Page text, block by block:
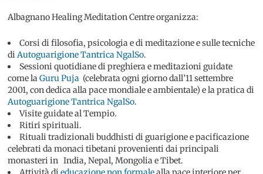
Albagnano Healing Meditation Centre organizza:
Corsidi filosofia, psicologia e di meditazione e sulle tecniche
diAutoguarigione Tantrica NgalSo.
Sessioni quotidiane di preghiera e meditazioni guidate
come laGuru Puja (celebrata ogni giorno dall’11 settembre
2001, con dedica alla pace mondiale e ambientale) e la pratica di
Autoguarigione Tantrica NgalSo.
Visite guidate al Tempio.
Ritiri spirituali.
Rituali tradizionali buddhisti di guarigione e pacificazione
celebrati da monaci tibetani provenienti dai principali
monasteri in India, Nepal, Mongolia e Tibet.